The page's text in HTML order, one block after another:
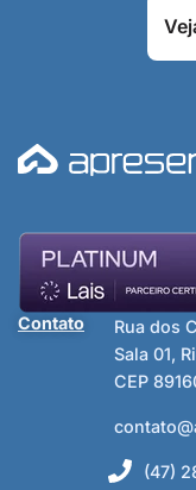
Contato
Rua dos
Sala 01,
CEP
(47)